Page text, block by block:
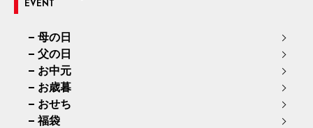
EVENT
母の日
父の日
お中元
お歳暮
おせち
福袋